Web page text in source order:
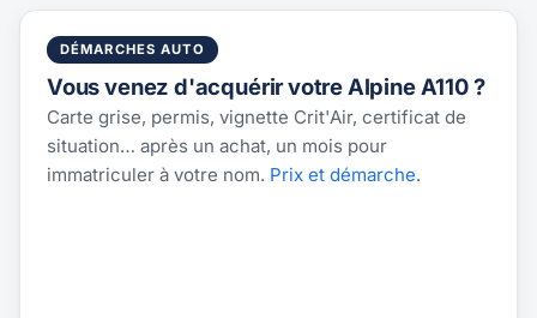
DÉMARCHES AUTO
Vous venez d'acquérir votre Alpine A110 ?
Carte grise, permis, vignette Crit'Air, certificat de
situation… après un achat, un mois pour
immatriculer à votre nom. Prix et démarche.